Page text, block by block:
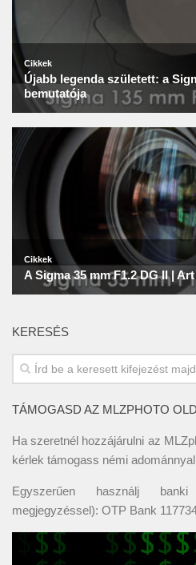
KERESÉS
TÁMOGASD AZ MLZPHOTO
Ha szeretnél hozzájárulni az
kérlek támogass némi
Egyszerűen használj
megjegyzéssel): OTP Bank